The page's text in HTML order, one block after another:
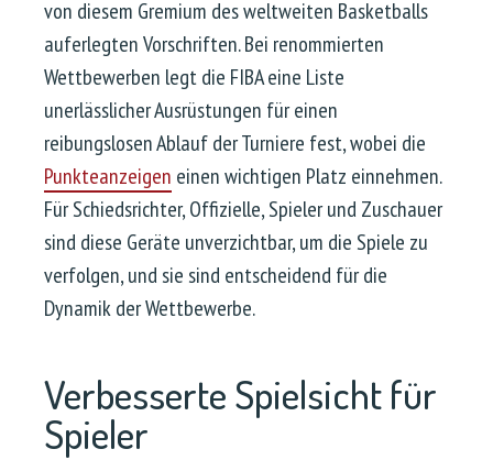
von diesem Gremium des weltweiten Basketballs
auferlegten Vorschriften. Bei renommierten
Wettbewerben legt die FIBA eine Liste
unerlässlicher Ausrüstungen für einen
reibungslosen Ablauf der Turniere fest, wobei die
Punkteanzeigen einen wichtigen Platz einnehmen.
Für Schiedsrichter, Offizielle, Spieler und Zuschauer
sind diese Geräte unverzichtbar, um die Spiele zu
verfolgen, und sie sind entscheidend für die
Dynamik der Wettbewerbe.
Verbesserte Spielsicht für
Spieler